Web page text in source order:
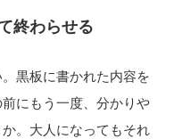
終わらせる
黒板に書かれた内容を
にもう一度、分かりや
。大人になってもそれ